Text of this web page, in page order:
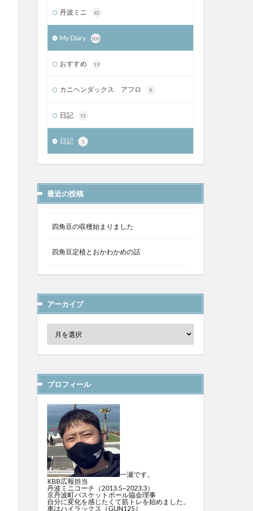
丹波ミニ 42
My Diary 100
おすすめ 19
カニヘンダックス アフロ 8
日記 73
日記 1
最近の投稿
四角豆の収穫始まりました
四角豆定植とおかわかめの話
アーカイブ
プロフィール
一瀬です。
KBB広報担当
丹波ミニコーチ（2013.5~2023.3）
京丹波町バスケットボール協会理事
自分に変化を感じたくて筋トレを始めました。
車はハイラックス（GUN125）